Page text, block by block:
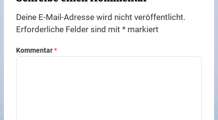
Deine E-Mail-Adresse wird nicht veröffentlicht.
Erforderliche Felder sind mit* markiert
Kommentar*